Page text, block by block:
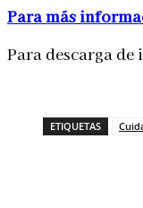
Para más
Para descarga de
ETIQUETAS